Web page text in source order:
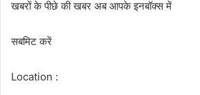
खबरों के पीछे की खबर अब आपके इनबॉक्‍स में
सबमिट करें
Location :